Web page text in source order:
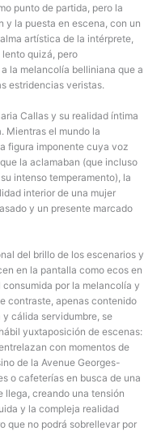
punto de partida, pero la
y la puesta en escena, con un
artística de la intérprete,
quizá, pero
la melancolía belliniana que a
estridencias veristas.
Callas y su realidad íntima
Mientras el mundo la
figura imponente cuya voz
la aclamaban (que incluso
intenso temperamento), la
interior de una mujer
y un presente marcado
del brillo de los escenarios y
en la pantalla como ecos en
por la melancolía y
contraste, apenas contenido
cálida servidumbre, se
yuxtaposición de escenas:
con momentos de
de la Avenue Georges-
o cafeterías en busca de una
llega, creando una tensión
y la compleja realidad
que no podrá sobrellevar por